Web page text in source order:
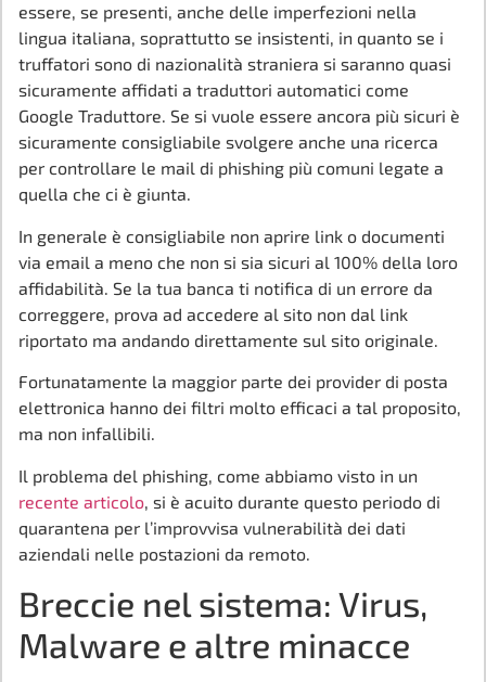
essere, se presenti, anche delle imperfezioni nella
lingua italiana, soprattutto se insistenti, in quanto se i
truffatori sono di nazionalità straniera si saranno quasi
sicuramente affidati a traduttori automatici come
Google Traduttore. Se si vuole essere ancora più sicuri è
sicuramente consigliabile svolgere anche una ricerca
per controllare le mail di phishing più comuni legate a
quella che ci è giunta.
In generale è consigliabile non aprire link o documenti
via email a meno che non si sia sicuri al 100% della loro
affidabilità. Se la tua banca ti notifica di un errore da
correggere, prova ad accedere al sito non dal link
riportato ma andando direttamente sul sito originale.
Fortunatamente la maggior parte dei provider di posta
elettronica hanno dei filtri molto efficaci a tal proposito,
ma non infallibili.
Il problema del phishing, come abbiamo visto in un
recente articolo , si è acuito durante questo periodo di
quarantena per l’improvvisa vulnerabilità dei dati
aziendali nelle postazioni da remoto.
Breccie nel sistema: Virus,
Malware e altre minacce